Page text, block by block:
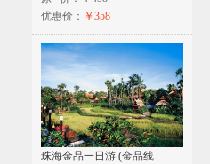
优惠价： ￥358
珠海金品一日游 (金品线